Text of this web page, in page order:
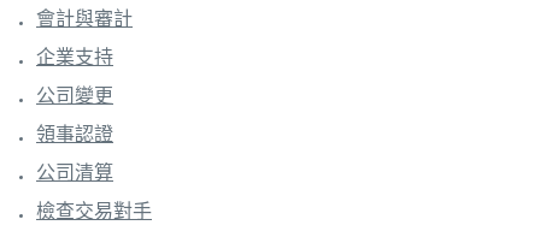
會計與審計
企業支持
公司變更
領事認證
公司清算
檢查交易對手